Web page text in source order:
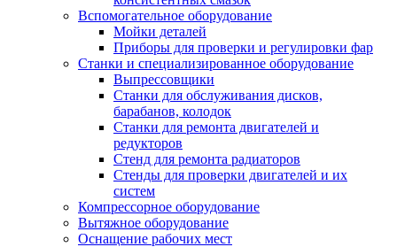
Вспомогательное оборудование
Мойки деталей
Приборы для проверки и регулировки фар
Станки и специализированное оборудование
Выпрессовщики
Станки для обслуживания дисков,
барабанов, колодок
Станки для ремонта двигателей и
редукторов
Стенд для ремонта радиаторов
Стенды для проверки двигателей и их
систем
Компрессорное оборудование
Вытяжное оборудование
Оснащение рабочих мест